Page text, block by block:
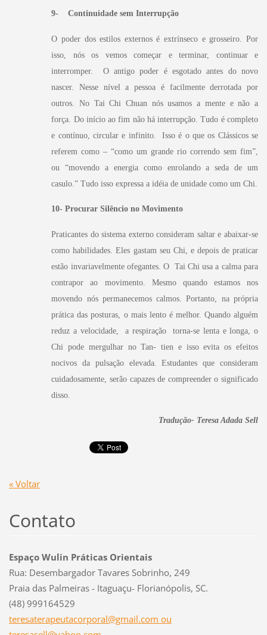
9- Continuidade sem Interrupção
O poder dos estilos externos é extrínseco e grosseiro. Por
isso, nós os vemos começar e terminar, continuar e
interromper. O antigo poder é esgotado antes do novo
nascer. Nesse nível a pessoa é facilmente derrotada por
outros. No Tai Chi Chuan nós usamos a mente e não a
força. Do início ao fim não há interrupção. Tudo é completo
e contínuo, circular e infinito. Isso é o que os Clássicos se
referem como – “como um grande rio correndo sem fim”,
ou “movendo a energia como enrolando a seda de um
casulo.” Tudo isso expressa a idéia de unidade como um Chi.
10- Procurar Silêncio no Movimento
Praticantes do sistema externo consideram saltar e abaixar-se
como habilidades. Eles gastam seu Chi, e depois de praticar
estão invariavelmente ofegantes. O Tai Chi usa a calma para
contrapor ao movimento. Mesmo quando estamos nos
movendo nós permanecemos calmos. Portanto, na própria
prática das posturas, o mais lento é melhor. Quando alguém
reduz a velocidade, a respiração torna-se lenta e longa, o
Chi pode mergulhar no Tan- tien e isso evita os efeitos
nocivos da pulsação elevada. Estudantes que consideram
cuidadosamente, serão capazes de compreender o significado
disso.
Tradução- Teresa Adada Sell
« Voltar
Contato
Espaço Wulin Práticas Orientais
Rua: Desembargador Tavares Sobrinho, 249
Praia das Palmeiras - Itaguaçu- Florianópolis, SC.
(48) 999164529
teresaterapeutacorporal@gmail.com ou